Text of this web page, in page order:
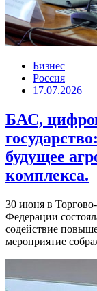
Бизнес
Россия
17.07.2026
БАС,
будущее
комплекса.
30 июня в
Федерации
содействие
мероприятие